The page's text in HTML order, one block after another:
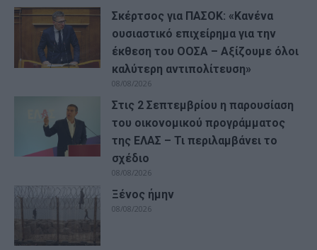
Σκέρτσος για ΠΑΣΟΚ: «Κανένα
ουσιαστικό επιχείρημα για την
έκθεση του ΟΟΣΑ – Αξίζουμε όλοι
καλύτερη αντιπολίτευση»
08/08/2026
Στις 2 Σεπτεμβρίου η παρουσίαση
του οικονομικού προγράμματος
της ΕΛΑΣ – Τι περιλαμβάνει το
σχέδιο
08/08/2026
Ξένος ήμην
08/08/2026